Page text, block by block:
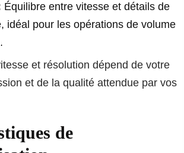
Équilibre entre vitesse et détails de
idéal pour les opérations de volume
et résolution dépend de votre
et de la qualité attendue par vos
de